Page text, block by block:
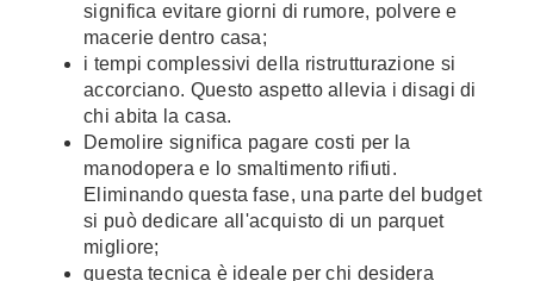
significa evitare giorni di rumore, polvere e
macerie dentro casa;
i tempi complessivi della ristrutturazione si
accorciano. Questo aspetto allevia i disagi di
chi abita la casa.
Demolire significa pagare costi per la
manodopera e lo smaltimento rifiuti.
Eliminando questa fase, una parte del budget
si può dedicare all'acquisto di un parquet
migliore;
questa tecnica è ideale per chi desidera